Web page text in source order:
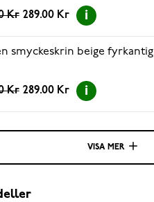
Kr 289.00 Kr
smyckeskrin beige fyrkantig
Kr 289.00 Kr
VISA MER